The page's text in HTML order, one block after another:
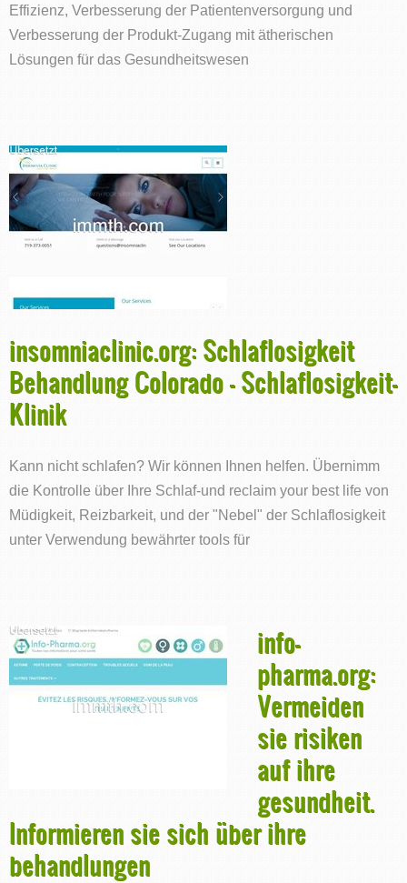
Effizienz, Verbesserung der Patientenversorgung und
Verbesserung der Produkt-Zugang mit ätherischen
Lösungen für das Gesundheitswesen
insomniaclinic.org: Schlaflosigkeit
Behandlung Colorado - Schlaflosigkeit-
Klinik
Kann nicht schlafen? Wir können Ihnen helfen. Übernimm
die Kontrolle über Ihre Schlaf-und reclaim your best life von
Müdigkeit, Reizbarkeit, und der "Nebel" der Schlaflosigkeit
unter Verwendung bewährter tools für
info-
pharma.org:
Vermeiden
sie risiken
auf ihre
gesundheit.
Informieren sie sich über ihre
behandlungen